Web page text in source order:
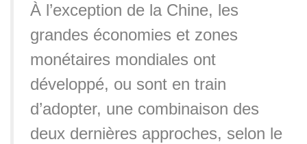
À l’exception de la Chine, les
grandes économies et zones
monétaires mondiales ont
développé, ou sont en train
d’adopter, une combinaison des
deux dernières approches, selon le